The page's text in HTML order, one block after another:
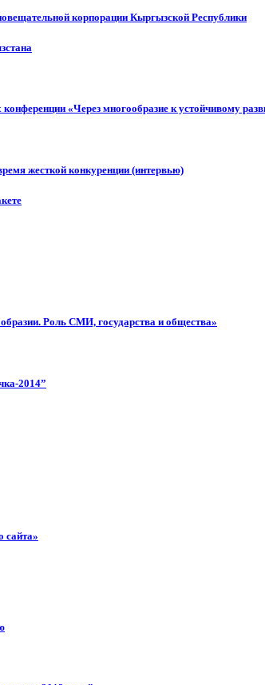
корпорации Кыргызской Республики
«Через многообразие к устойчивому
жесткой конкуренции (интервью)
Роль СМИ, государства и общества»
2014”
сайта»